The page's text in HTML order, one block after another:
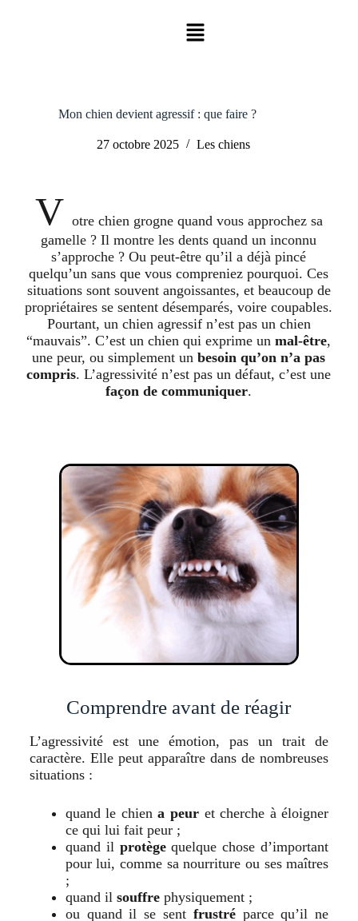
Mon chien devient agressif : que faire ?
27 octobre 2025 Les chiens
V otre chien grogne quand vous approchez sa
gamelle ? Il montre les dents quand un inconnu
s’approche ? Ou peut-être qu’il a déjà pincé
quelqu’un sans que vous compreniez pourquoi. Ces
situations sont souvent angoissantes, et beaucoup de
propriétaires se sentent désemparés, voire coupables.
Pourtant, un chien agressif n’est pas un chien
“mauvais”. C’est un chien qui exprime unmal-être,
une peur, ou simplement unbesoin qu’on n’a pas
compris. L’agressivité n’est pas un défaut, c’est une
façon de communiquer.
Comprendre avant de réagir
L’agressivité est une émotion, pas un trait de
caractère. Elle peut apparaître dans de nombreuses
situations :
quand le chiena peur et cherche à éloigner
ce qui lui fait peur ;
quand il protègequelque chose d’important
pour lui, comme sa nourriture ou ses maîtres
;
quand il souffrephysiquement ;
ou quand il se sent frustréparce qu’il ne